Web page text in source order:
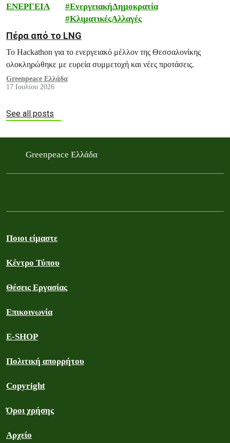
ΕΝΕΡΓΕΙΑ
ΕνεργειακήΔημοκρατία
ΚλιματικέςΑλλαγές
Πέρα από το LNG
Το Hackathon για το ενεργειακό μέλλον της Θεσσαλονίκης
ολοκληρώθηκε με ευρεία συμμετοχή και νέες προτάσεις.
Greenpeace Ελλάδα
17 Ιουλίου 2026
See all posts
Greenpeace Ελλάδα
Ποιοι είμαστε
Κέντρο Τύπου
Θέσεις Εργασίας
Επικοινωνία
E-SHOP
Πολιτική απορρήτου
Copyright
Όροι χρήσης
Αρχείο